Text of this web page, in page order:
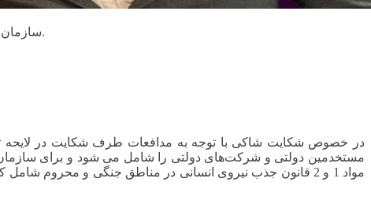
سازمان تامین اجتماعی به دلیل ماهیت عمومی غیر دولتی مشمول قانون جذب نیروی انسانی به نقاط محروم و دورافتاده و مناطق جنگی نیست.
مستخدمین دولتی و شرکت‌های دولتی را شامل می شود و برای
مواد 1 و 2 قانون جذب نیروی انسانی در مناطق جنگی و